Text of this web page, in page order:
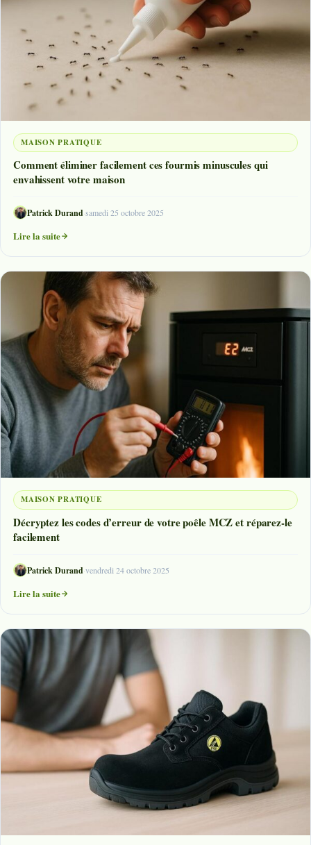
MAISON PRATIQUE
Comment éliminer facilement ces fourmis minuscules qui
envahissent votre maison
Patrick Durand·samedi 25 octobre 2025
Lire la suite
MAISON PRATIQUE
Décryptez les codes d’erreur de votre poêle MCZ et réparez-le
facilement
Patrick Durand·vendredi 24 octobre 2025
Lire la suite